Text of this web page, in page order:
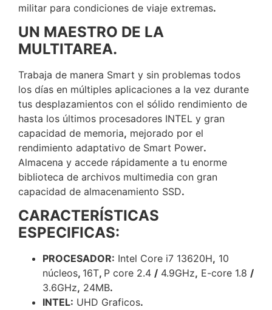
militar para condiciones de viaje extremas.
UN MAESTRO DE LA
MULTITAREA.
Trabaja de manera Smart y sin problemas todos
los días en múltiples aplicaciones a la vez durante
tus desplazamientos con el sólido rendimiento de
hasta los últimos procesadores INTEL y gran
capacidad de memoria, mejorado por el
rendimiento adaptativo de Smart Power.
Almacena y accede rápidamente a tu enorme
biblioteca de archivos multimedia con gran
capacidad de almacenamiento SSD.
CARACTERÍSTICAS
ESPECIFICAS:
PROCESADOR: Intel Core i7 13620H, 10
núcleos, 16T, P core 2.4 / 4.9GHz, E-core 1.8 /
3.6GHz, 24MB.
INTEL: UHD Graficos.